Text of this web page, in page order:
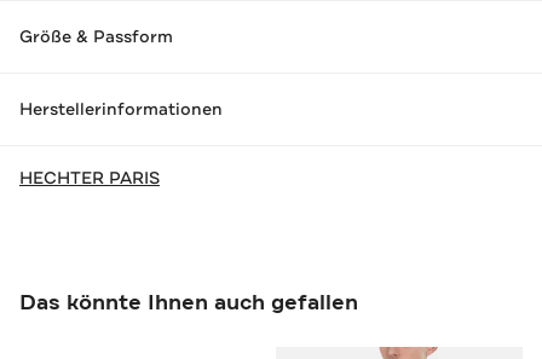
Größe & Passform
Herstellerinformationen
HECHTER PARIS
Das könnte Ihnen auch gefallen